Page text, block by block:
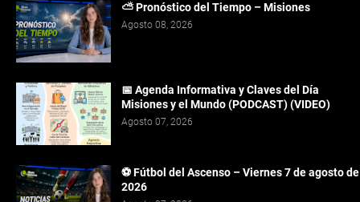
⛅ Pronóstico del Tiempo – Misiones
Agosto 08, 2026
📅 Agenda Informativa y Claves del Día
Misiones y el Mundo (PODCAST) (VIDEO)
Agosto 07, 2026
⚽ Fútbol del Ascenso – Viernes 7 de agosto de
2026